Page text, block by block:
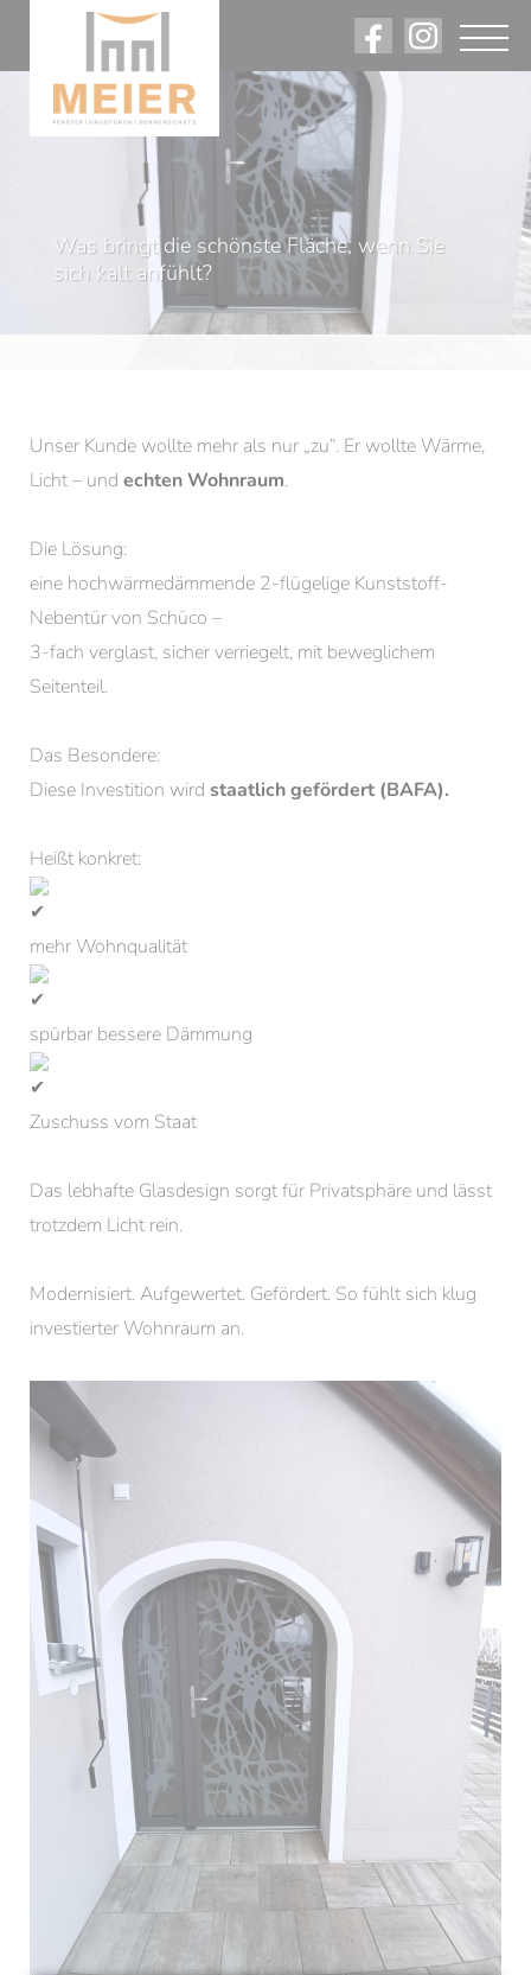
Angebote. Rabatte. Firmennews.
Am Laufenden bleiben.
Was bringt die schönste Fläche, wenn Sie
sich kalt anfühlt?
Unser Kunde wollte mehr als nur „zu“. Er wollte Wärme,
Licht – und echten Wohnraum.
Die Lösung:
eine hochwärmedämmende 2-flügelige Kunststoff-
Nebentür von Schüco –
3-fach verglast, sicher verriegelt, mit beweglichem
Seitenteil.
Das Besondere:
Diese Investition wird staatlich gefördert (BAFA).
Heißt konkret:
mehr Wohnqualität
spürbar bessere Dämmung
Zuschuss vom Staat
Das lebhafte Glasdesign sorgt für Privatsphäre und lässt
trotzdem Licht rein.
Modernisiert. Aufgewertet. Gefördert. So fühlt sich klug
investierter Wohnraum an.